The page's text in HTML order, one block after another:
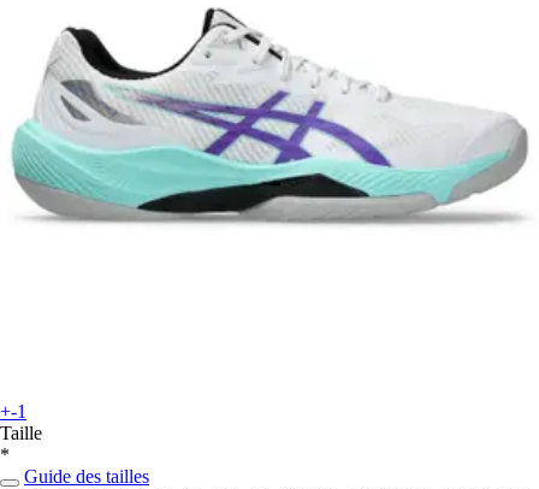
+-1
Taille
*
Guide des tailles